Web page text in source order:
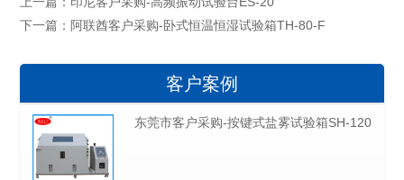
下一篇： 阿联酋客户采购-卧式恒温恒湿试验箱TH-80-F
客户案例
东莞市客户采购-按键式盐雾试验箱SH-120